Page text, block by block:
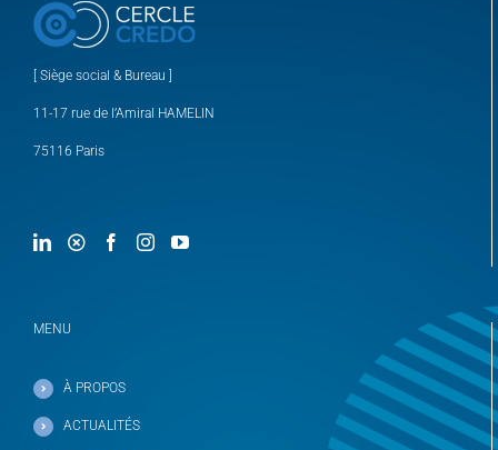
[ Siège social & Bureau ]
11-17 rue de l’Amiral HAMELIN
75116 Paris
MENU
À PROPOS
ACTUALITÉS